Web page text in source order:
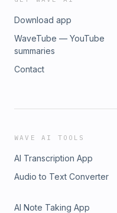
Download app
WaveTube — YouTube
summaries
Contact
WAVE AI TOOLS
AI Transcription App
Audio to Text Converter
AI Note Taking App